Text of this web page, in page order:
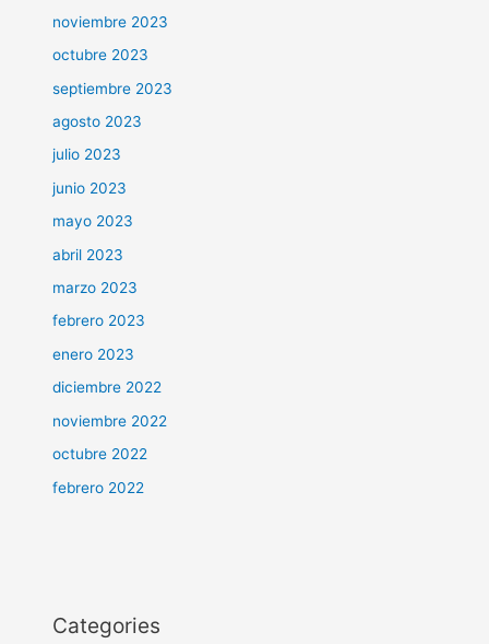
noviembre 2023
octubre 2023
septiembre 2023
agosto 2023
julio 2023
junio 2023
mayo 2023
abril 2023
marzo 2023
febrero 2023
enero 2023
diciembre 2022
noviembre 2022
octubre 2022
febrero 2022
Categories